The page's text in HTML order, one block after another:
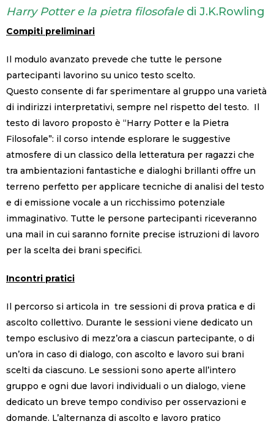
Harry Potter e la pietra filosofaledi J.K.Rowling
Compiti preliminari
Il modulo avanzato prevede che tutte le persone
partecipanti lavorino su unico testo scelto.
Questo consente di far sperimentare al gruppo una varietà
di indirizzi interpretativi, sempre nel rispetto del testo. Il
testo di lavoro proposto è “Harry Potter e la Pietra
Filosofale”: il corso intende esplorare le suggestive
atmosfere di un classico della letteratura per ragazzi che
tra ambientazioni fantastiche e dialoghi brillanti offre un
terreno perfetto per applicare tecniche di analisi del testo
e di emissione vocale a un ricchissimo potenziale
immaginativo. Tutte le persone partecipanti riceveranno
una mail in cui saranno fornite precise istruzioni di lavoro
per la scelta dei brani specifici.
Incontri pratici
Il percorso si articola in tre sessioni di prova pratica e di
ascolto collettivo. Durante le sessioni viene dedicato un
tempo esclusivo di mezz’ora a ciascun partecipante, o di
un’ora in caso di dialogo, con ascolto e lavoro sui brani
scelti da ciascuno. Le sessioni sono aperte all’intero
gruppo e ogni due lavori individuali o un dialogo, viene
dedicato un breve tempo condiviso per osservazioni e
domande. L’alternanza di ascolto e lavoro pratico